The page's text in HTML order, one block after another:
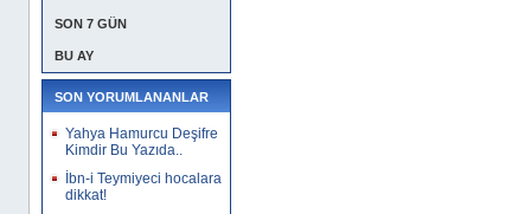
SON 7 GÜN
BU AY
SON YORUMLANANLAR
Yahya Hamurcu Deşifre
Kimdir Bu Yazıda..
İbn-i Teymiyeci hocalara
dikkat!